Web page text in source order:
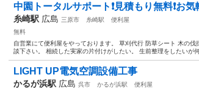
中園トータルサポート❗️見積もり無料❗️お
糸崎駅 広島 三原市 糸崎駅
便利屋
無料
自営業にて便利屋をやっております。 草刈代行 防草シート 木の
談下さい。 相続した実家の片付けがしたい。 生前整理をしたいが
LIGHT UP電気空調設備工事
かるが浜駅 広島 呉市 かるが浜駅
便利屋